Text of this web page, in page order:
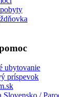
ubytovanie
príspevok